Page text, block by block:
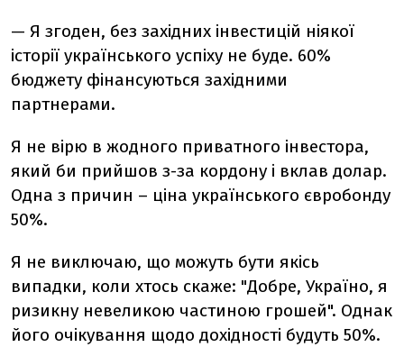
— Я згоден, без західних інвестицій ніякої
історії українського успіху не буде. 60%
бюджету фінансуються західними
партнерами.
Я не вірю в жодного приватного інвестора,
який би прийшов з-за кордону і вклав долар.
Одна з причин – ціна українського євробонду
50%.
Я не виключаю, що можуть бути якісь
випадки, коли хтось скаже: "Добре, Україно, я
ризикну невеликою частиною грошей". Однак
його очікування щодо дохідності будуть 50%.